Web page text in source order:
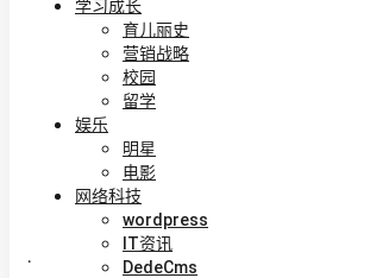
学习成长
育儿丽史
营销战略
校园
留学
娱乐
明星
电影
网络科技
wordpress
IT资讯
DedeCms
.